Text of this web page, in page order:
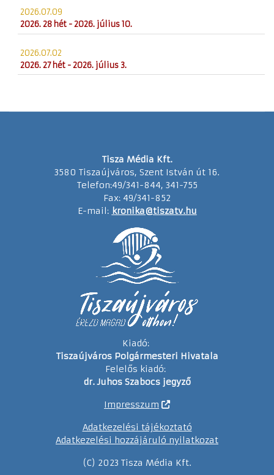
2026.07.09
2026. 28 hét - 2026. július 10.
2026.07.02
2026. 27 hét - 2026. július 3.
Tisza Média Kft.
3580 Tiszaújváros, Szent István út 16.
Telefon:49/341-844, 341-755
Fax: 49/341-852
E-mail: kronika@tiszatv.hu
Kiadó:
Tiszaújváros Polgármesteri Hivatala
Felelős kiadó:
dr. Juhos Szabocs jegyző
Impresszum
Adatkezelési tájékoztató
Adatkezelési hozzájáruló nyilatkozat
(C) 2023 Tisza Média Kft.